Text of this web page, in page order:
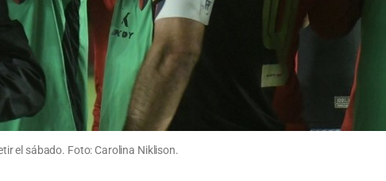
el sábado. Foto: Carolina Niklison.